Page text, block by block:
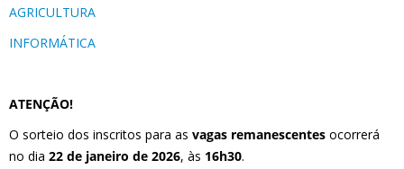
AGRICULTURA
INFORMÁTICA
ATENÇÃO!
O sorteio dos inscritos para as vagas remanescentes ocorrerá
no dia 22 de janeiro de 2026, às 16h30.